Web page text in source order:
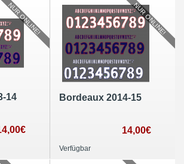
14
NUR ONLINE!
Bordeaux 2014-15
14,00€
Verfügbar
NUR ONLINE!